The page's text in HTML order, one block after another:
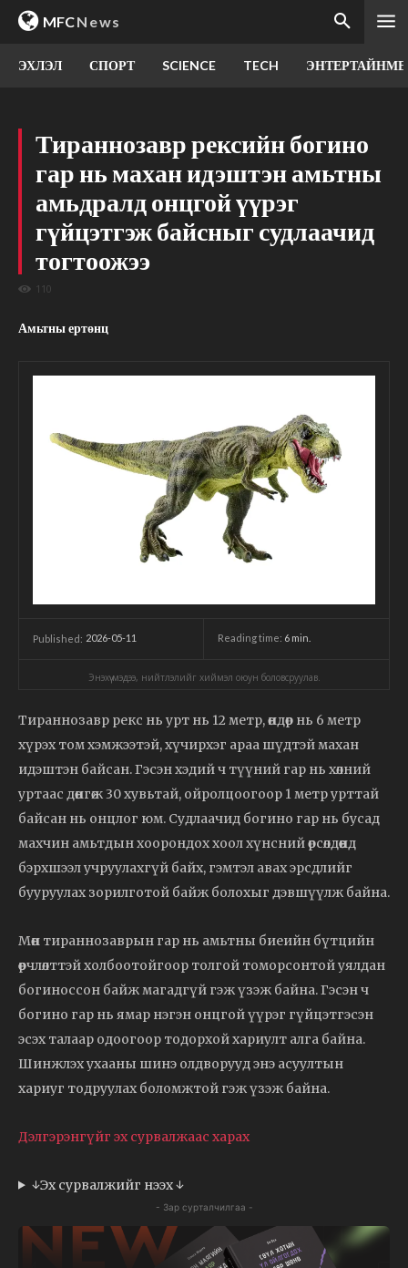
MFCNews
ЭХЛЭЛ СПОРТ SCIENCE TECH
Тираннозавр рексийн богино
гар нь махан идэштэн амьтны
амьдралд онцгой үүрэг
гүйцэтгэж байсныг судлаачид
тогтоожээ
110
Амьтны ертөнц
Published: 2026-05-11 Reading time: 6 min.
Энэхүү мэдээ, нийтлэлийг хиймэл оюун боловсруулав.
Тираннозавр рекс нь урт нь 12 метр, өндөр нь 6 метр
хүрэх том хэмжээтэй, хүчирхэг араа шүдтэй махан
идэштэн байсан. Гэсэн хэдий ч түүний гар нь хөлний
уртаас дөнгөж 30 хувьтай, ойролцоогоор 1 метр урттай
байсан нь онцлог юм. Судлаачид богино гар нь бусад
махчин амьтдын хоорондох хоол хүнсний өрсөлдөөнд
бэрхшээл учруулахгүй байх, гэмтэл авах эрсдлийг
бууруулах зорилготой байж болохыг дэвшүүлж байна.
Мөн тираннозаврын гар нь амьтны биеийн бүтцийн
өөрчлөлттэй холбоотойгоор толгой томорсонтой уялдан
богиноссон байж магадгүй гэж үзэж байна. Гэсэн ч
богино гар нь ямар нэгэн онцгой үүрэг гүйцэтгэсэн
эсэх талаар одоогоор тодорхой хариулт алга байна.
Шинжлэх ухааны шинэ олдворууд энэ асуултын
хариуг тодруулах боломжтой гэж үзэж байна.
Дэлгэрэнгүйг эх сурвалжаас харах
↓Эх сурвалжийг нээх ↓
- Зар сурталчилгаа -